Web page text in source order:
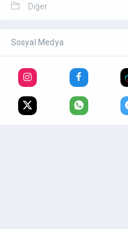
Diğer
Sosyal Medya